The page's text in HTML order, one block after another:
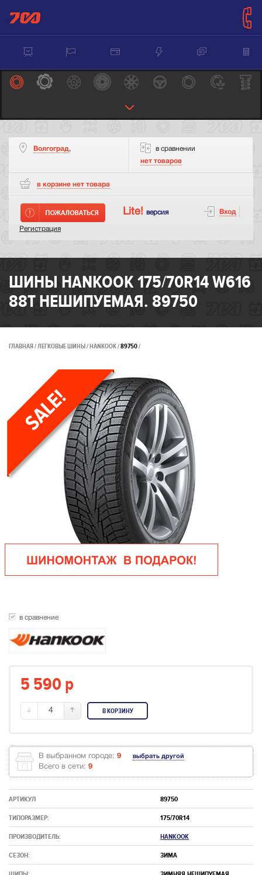
Волгоград,
в сравнении
нет товаров
в корзине нет товара
Lite! версия Вход
Регистрация
ШИНЫ HANKOOK 175/70R14 W616
88T НЕШИПУЕМАЯ. 89750
ГЛАВНАЯ ЛЕГКОВЫЕ ШИНЫ HANKOOK 89750
в сравнение
5 590 p
4 В КОРЗИНУ
В выбранном городе: 9 выбрать другой
Всего в сети: 9
АРТИКУЛ 89750
ТИПОРАЗМЕР: 175/70R14
ПРОИЗВОДИТЕЛЬ: HANKOOK
СЕЗОН: ЗИМА